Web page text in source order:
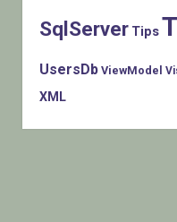
SqlServer Tips
UsersDb ViewModel
XML